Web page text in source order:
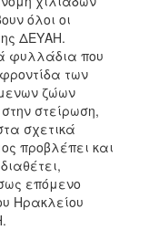
όλοι οι
ΔΕΥΑΗ.
φυλλάδια που
των
ζώων
στείρωση,
σχετικά
προβλέπει και
επόμενο
Ηρακλείου